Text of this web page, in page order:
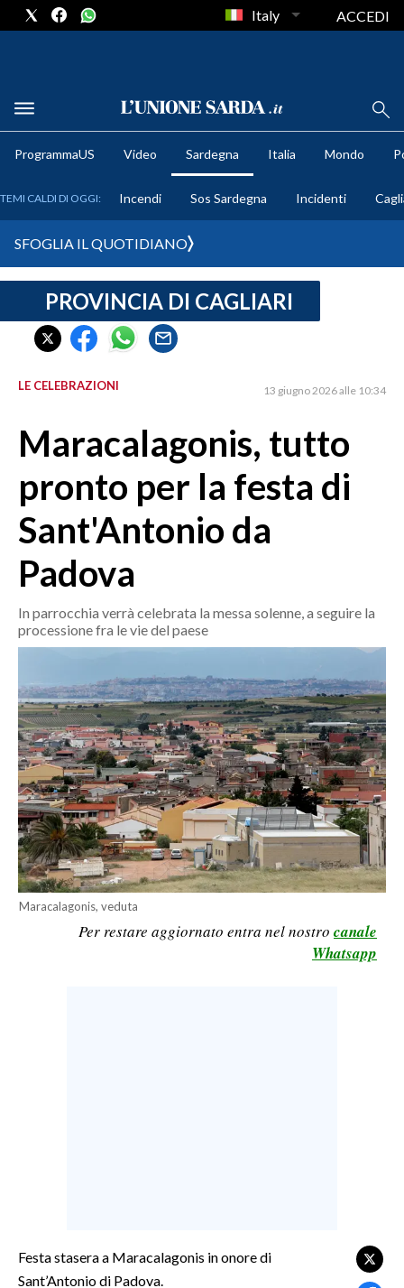
METEO
CRONACA SARDEGNA
CAGLIARI
SULCIS IGLESIENTE
ORISTANO E PROVINCIA
GALLURA
NUORO E PROVINCIA
OGLIASTRA
AGENDA
CRONACA
ITALIA
POLITICA
ECONOMIA
SERVIZI ALLE IMPRESE
LAVORO
BANDI
SPORT IN SARDEGNA
SPETTACOLI
Italy ACCEDI
ProgrammaUS Video Sardegna Italia Mondo
TEMI CALDI DI OGGI: Incendi Sos Sardegna Incidenti
SFOGLIA IL QUOTIDIANO
PROVINCIA DI CAGLIARI
LE CELEBRAZIONI 13 giugno 2026 alle 10:34
Maracalagonis, tutto
pronto per la festa di
Sant'Antonio da
Padova
In parrocchia verrà celebrata la messa solenne, a seguire la
processione fra le vie del paese
Maracalagonis, veduta
Per restare aggiornato entra nel nostro canale
Whatsapp
Festa stasera a Maracalagonis in onore di
Sant’Antonio di Padova.